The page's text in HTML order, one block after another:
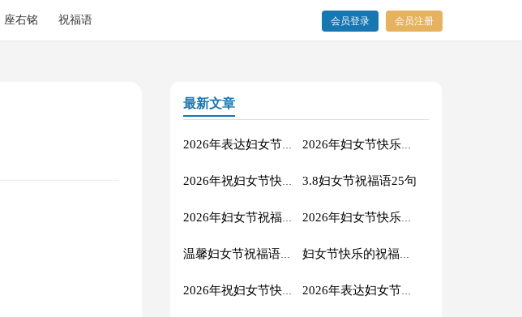
座右铭 祝福语 会员登录 会员注册
最新文章
3.8妇女节祝福语25句